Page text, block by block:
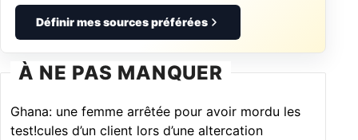
Définir mes sources préférées
À NE PAS MANQUER
Ghana: une femme arrêtée pour avoir mordu les
test!cules d’un client lors d’une altercation